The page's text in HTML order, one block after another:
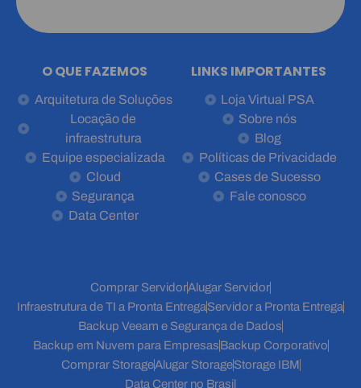
O QUE FAZEMOS
Arquitetura de Soluções
Locação de
infraestrutura
Equipe especializada
Cloud
Segurança
Data Center
LINKS IMPORTANTES
Loja Virtual PSA
Sobre nós
Blog
Políticas de Privacidade
Cases de Sucesso
Fale conosco
Comprar ServidorAlugar Servidor
Infraestrutura de TI a Pronta EntregaServidor a Pronta Entrega
Backup Veeam e Segurança de Dados
Backup em Nuvem para EmpresasBackup Corporativo
Comprar StorageAlugar StorageStorage IBM
Data Center no Brasil